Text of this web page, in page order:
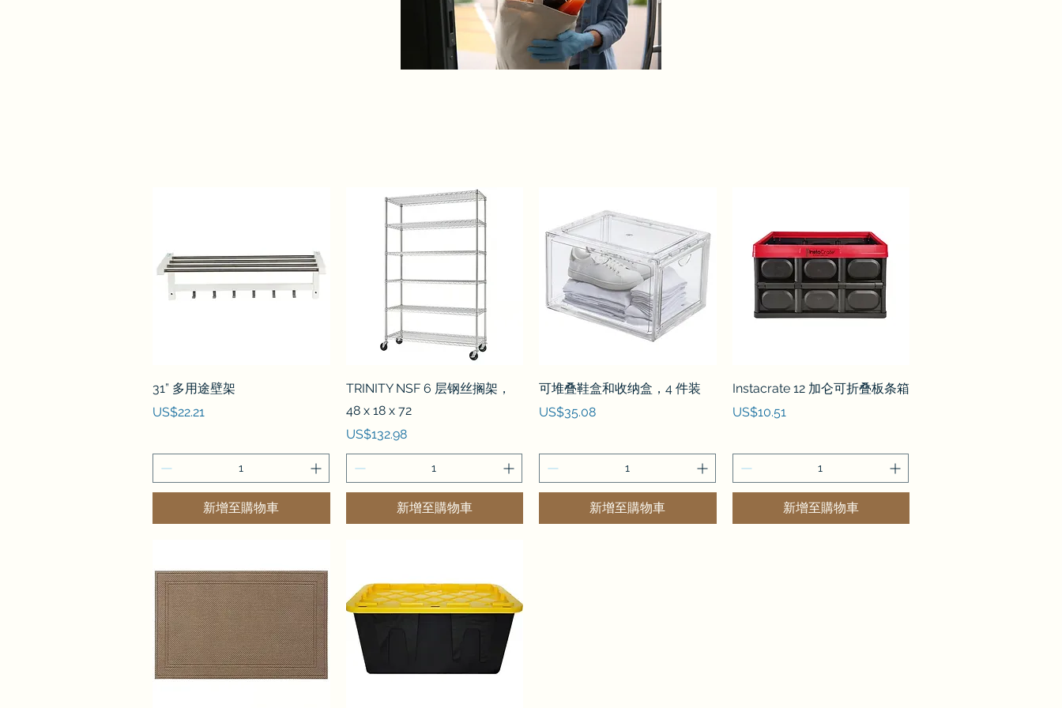
快速瀏覽
31” 多用途壁架
價格
US$22.21
新增至購物車
快速瀏覽
TRINITY NSF 6 层钢丝搁架，
48 x 18 x 72
價格
US$132.98
新增至購物車
快速瀏覽
可堆叠鞋盒和收纳盒，4 件装
價格
US$35.08
新增至購物車
快速瀏覽
Instacrate 12 加仑可折叠板条箱
價格
US$10.51
新增至購物車